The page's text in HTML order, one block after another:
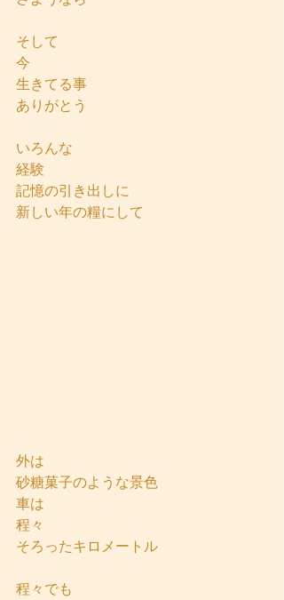
そして
今
生きてる事
ありがとう
いろんな
経験
記憶の引き出しに
新しい年の糧にして
外は
砂糖菓子のような景色
車は
程々
そろったキロメートル
程々でも